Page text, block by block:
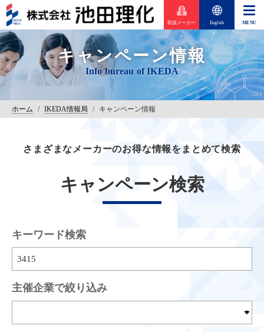
取扱メーカー English
キャンペーン情報
ホーム / IKEDA情報局 / キャンペーン情報
さまざまなメーカーのお得な情報をまとめて検索
キャンペーン検索
キーワード検索
主催企業で絞り込み